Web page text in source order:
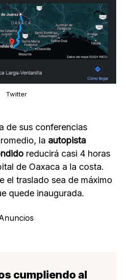
Twitter
de sus conferencias
la autopista
reducirá casi 4 horas
de Oaxaca a la costa.
el traslado sea de máximo
quede inaugurada.
cumpliendo al